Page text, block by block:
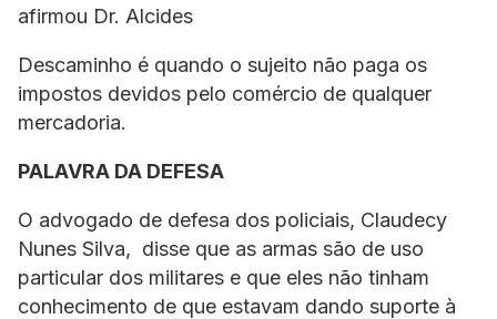
afirmou Dr. Alcides
Descaminho é quando o sujeito não paga os
impostos devidos pelo comércio de qualquer
mercadoria.
PALAVRA DA DEFESA
O advogado de defesa dos policiais, Claudecy
Nunes Silva, disse que as armas são de uso
particular dos militares e que eles não tinham
conhecimento de que estavam dando suporte à